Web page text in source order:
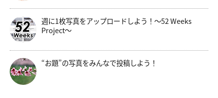
週に1枚写真をアップロードしよう！～52 Weeks
Project～
“お題”の写真をみんなで投稿しよう！